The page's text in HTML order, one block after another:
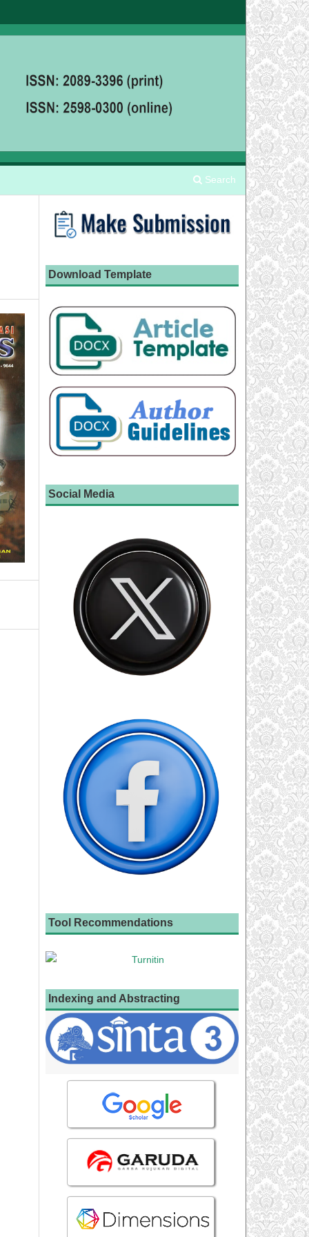
Search
Download Template
Social Media
Tool Recommendations
Indexing and Abstracting